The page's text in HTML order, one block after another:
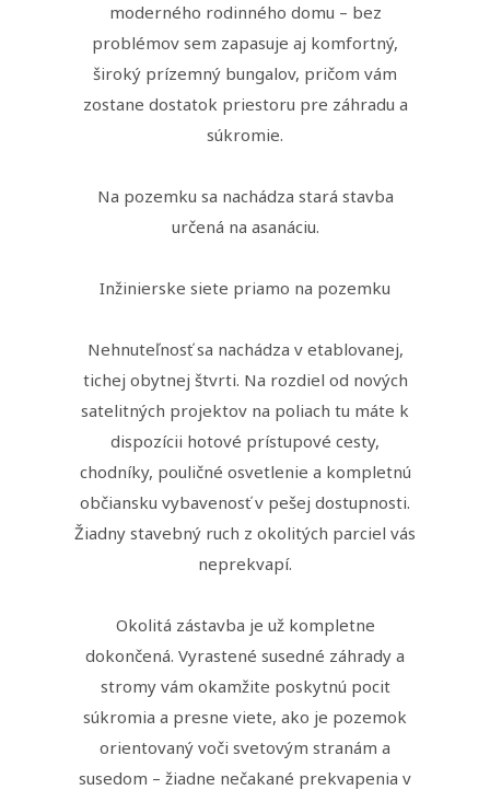
moderného rodinného domu – bez
problémov sem zapasuje aj komfortný,
široký prízemný bungalov, pričom vám
zostane dostatok priestoru pre záhradu a
súkromie.
Na pozemku sa nachádza stará stavba
určená na asanáciu.
Inžinierske siete priamo na pozemku
Nehnuteľnosť sa nachádza v etablovanej,
tichej obytnej štvrti. Na rozdiel od nových
satelitných projektov na poliach tu máte k
dispozícii hotové prístupové cesty,
chodníky, pouličné osvetlenie a kompletnú
občiansku vybavenosť v pešej dostupnosti.
Žiadny stavebný ruch z okolitých parciel vás
neprekvapí.
Okolitá zástavba je už kompletne
dokončená. Vyrastené susedné záhrady a
stromy vám okamžite poskytnú pocit
súkromia a presne viete, ako je pozemok
orientovaný voči svetovým stranám a
susedom – žiadne nečakané prekvapenia v